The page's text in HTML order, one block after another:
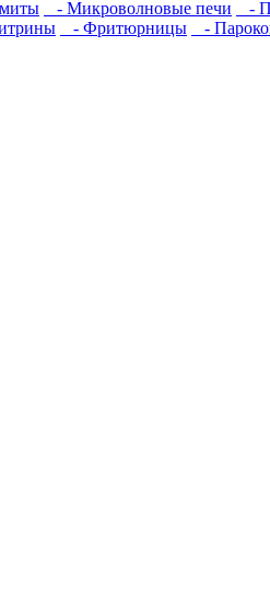
- Микроволновые печи -
- Фритюрницы -